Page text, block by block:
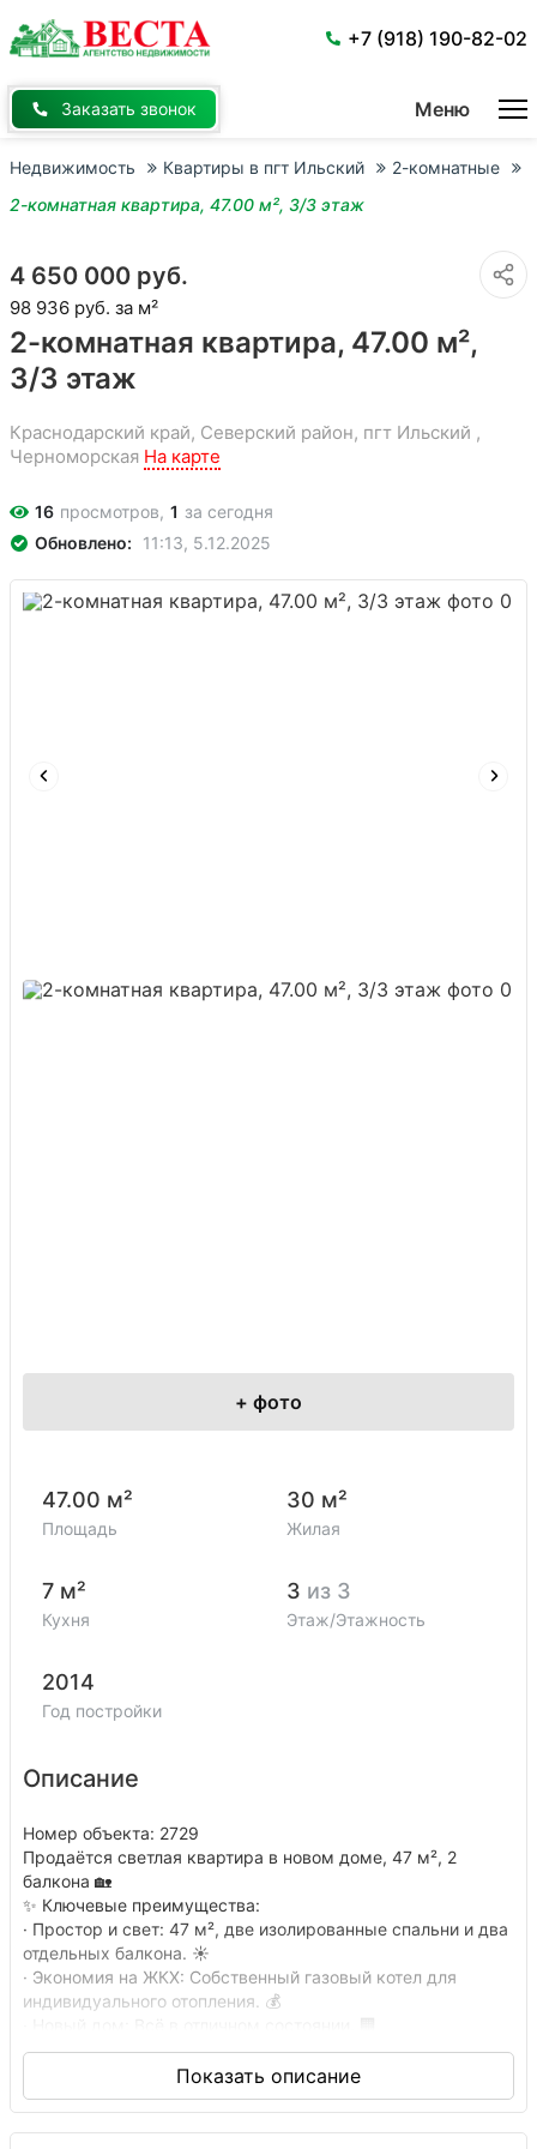
основному
Заказать звонок
+7 (918) 190-82-02
Меню
Недвижимость Квартиры в пгт Ильский
2-комнатные
2-комнатная квартира, 47.00 м², 3/3 этаж
2-комнатная квартира, 47.00 м²,
3/3 этаж
4 650 000 руб.
Краснодарский край, Северский район, пгт Ильский ,
Черноморская На карте
98 936 руб. за м²
16 просмотров, 1 за сегодня
Обновлено:
11:13, 5.12.2025
+ фото
47.00 м²
Площадь
30 м²
Жилая
7 м²
Кухня
3 из 3
Этаж/Этажность
2014
Год постройки
Описание
Номер объекта: 2729
Продаётся светлая квартира в новом доме, 47 м², 2
балкона 🏡
✨ Ключевые преимущества:
· Простор и свет: 47 м², две изолированные спальни и два
отдельных балкона. ☀️
· Экономия на ЖКХ: Собственный газовый котел для
индивидуального отопления. 💰
· Из соседей проживает только 1 женщина, с которой есть
общая прихожая изолированная зона. 👩‍👦
🏠 Об объекте: